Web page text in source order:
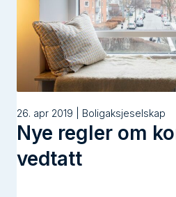
26. apr 2019 | Boligaksjeselskap
Nye regler om
vedtatt